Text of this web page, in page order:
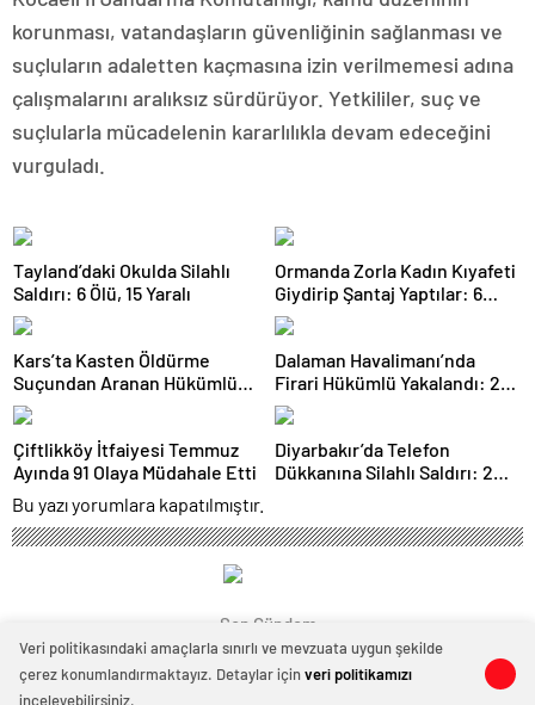
0 0
korunması, vatandaşların güvenliğinin sağlanması ve
suçluların adaletten kaçmasına izin verilmemesi adına
çalışmalarını aralıksız sürdürüyor. Yetkililer, suç ve
suçlularla mücadelenin kararlılıkla devam edeceğini
vurguladı.
Tayland’daki Okulda Silahlı
Saldırı: 6 Ölü, 15 Yaralı
Ormanda Zorla Kadın Kıyafeti
Giydirip Şantaj Yaptılar: 6
Gözaltı
Kars’ta Kasten Öldürme
Suçundan Aranan Hükümlü
JASAT Operasyonuyla
Yakalandı
Dalaman Havalimanı’nda
Firari Hükümlü Yakalandı: 22
Yıl Hapis Cezası Bulunuyordu
Çiftlikköy İtfaiyesi Temmuz
Ayında 91 Olaya Müdahale Etti
Diyarbakır’da Telefon
Dükkanına Silahlı Saldırı: 2
Bu yazı yorumlara kapatılmıştır.
Son Gündem
Veri politikasındaki amaçlarla sınırlı ve mevzuata uygun şekilde
çerez konumlandırmaktayız. Detaylar içinveri politikamızı
inceleyebilirsiniz.